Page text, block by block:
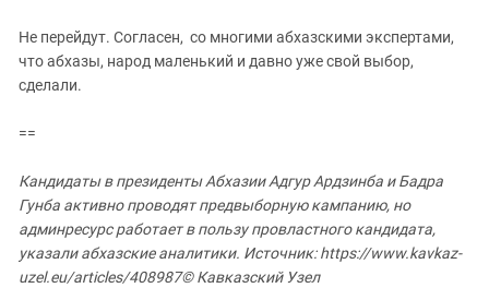
Не перейдут. Согласен, со многими абхазскими экспертами,
что абхазы, народ маленький и давно уже свой выбор,
сделали.
==
Кандидаты в президенты Абхазии Адгур Ардзинба и Бадра
Гунба активно проводят предвыборную кампанию, но
админресурс работает в пользу провластного кандидата,
указали абхазские аналитики. Источник: https://www.kavkaz-
uzel.eu/articles/408987© Кавказский Узел